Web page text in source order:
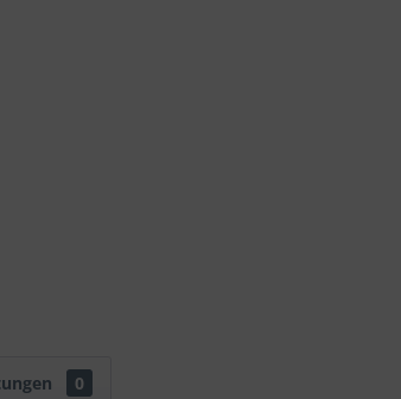
0